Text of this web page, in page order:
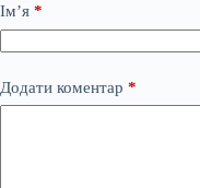
Ім’я *
Додати коментар *